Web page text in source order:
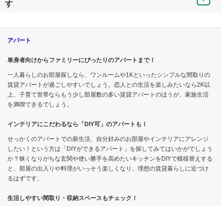
す
アパート
単身者向けからファミリーにぴったりのアパートまで！
一人暮らしのお部屋探しなら、ワンルームや1Kといったシンプルな間取りの
賃貸アパートが過ごしやすいでしょう。恋人との生活を楽しみたいなら2K以
上、子育て世帯ならもう少し部屋数の多い賃貸アパートのほうが、家族生活
を満喫できるでしょう。
インテリアにこだわるなら「DIY可」のアパートも！
せっかくのアパートでの新生活、自分好みのお部屋やインテリアにアレンジ
したい！という方は「DIYができるアパート」を探してみてはいかがでしょう
か？狭くなりがちな玄関や使い勝手を高めたいキッチンをDIYで模様替えする
と、部屋の出入りや料理がいっそう楽しくなり、理想の賃貸暮らしに近づけ
るはずです。
生活しやすい間取り・収納スペースもチェック！